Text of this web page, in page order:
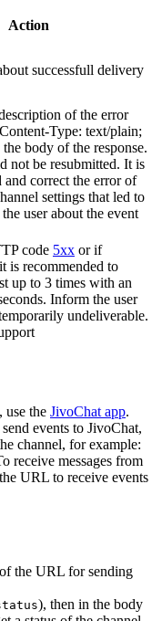
Action
successfull delivery
of the error
Type: text/plain;
body of the response.
not be resubmitted. It is
and correct the error of
settings that led to
user about the event
code 5xx or if
is recommended to
up to 3 times with an
Inform the user
undeliverable.
use the JivoChat app.
events to JivoChat,
channel, for example:
receive messages from
URL to receive events
the URL for sending
), then in the body